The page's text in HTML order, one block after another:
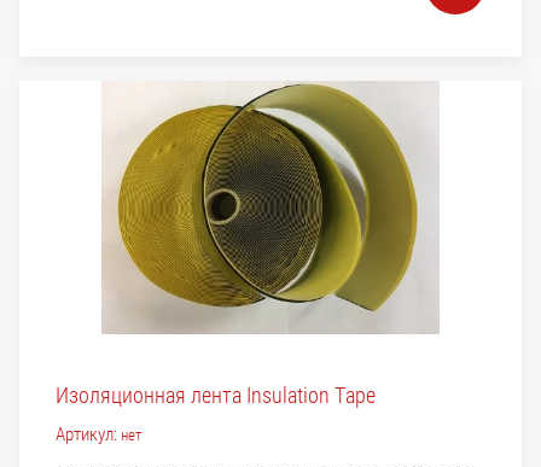
Изоляционная лента Insulation Tape
Артикул: нет